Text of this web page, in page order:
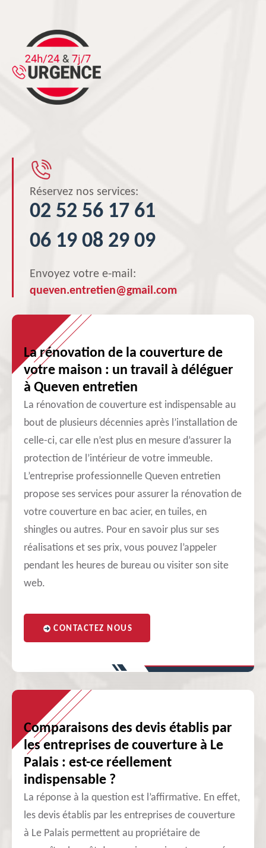
Réservez nos services:
02 52 56 17 61
06 19 08 29 09
Envoyez votre e-mail:
queven.entretien@gmail.com
La rénovation de la couverture de
votre maison : un travail à déléguer
à Queven entretien
La rénovation de couverture est indispensable au
bout de plusieurs décennies après l’installation de
celle-ci, car elle n’est plus en mesure d’assurer la
protection de l’intérieur de votre immeuble.
L’entreprise professionnelle Queven entretien
propose ses services pour assurer la rénovation de
votre couverture en bac acier, en tuiles, en
shingles ou autres. Pour en savoir plus sur ses
réalisations et ses prix, vous pouvez l’appeler
pendant les heures de bureau ou visiter son site
web.
CONTACTEZ NOUS
Comparaisons des devis établis par
les entreprises de couverture à Le
Palais : est-ce réellement
indispensable ?
La réponse à la question est l’affirmative. En effet,
les devis établis par les entreprises de couverture
à Le Palais permettent au propriétaire de